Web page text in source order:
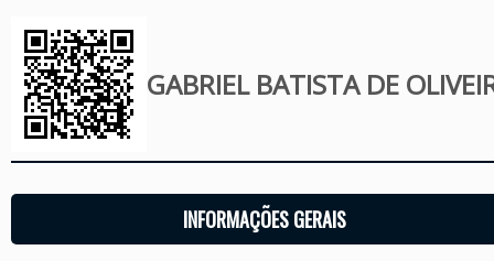
GABRIEL BATISTA DE
INFORMAÇÕES GERAIS